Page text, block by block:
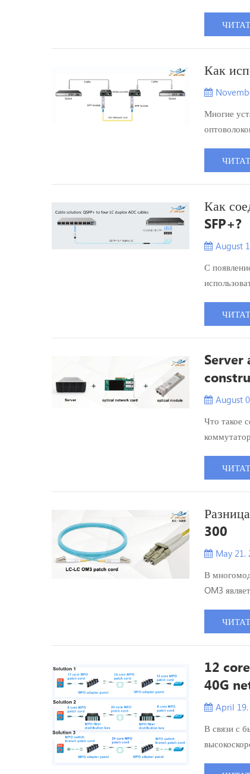
зон
Как
Многие
время
схема
Как
SFP+?
August
С
Server
August
Что такое
статье
300
May 21.
В
OM3
300? В
моего
12
40G
April
В связи с